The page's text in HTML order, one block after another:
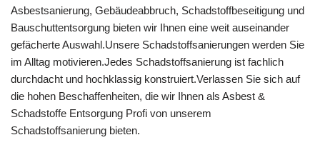
Asbestsanierung, Gebäudeabbruch, Schadstoffbeseitigung und
Bauschuttentsorgung bieten wir Ihnen eine weit auseinander
gefächerte Auswahl.Unsere Schadstoffsanierungen werden Sie
im Alltag motivieren.Jedes Schadstoffsanierung ist fachlich
durchdacht und hochklassig konstruiert.Verlassen Sie sich auf
die hohen Beschaffenheiten, die wir Ihnen als Asbest &
Schadstoffe Entsorgung Profi von unserem
Schadstoffsanierung bieten.